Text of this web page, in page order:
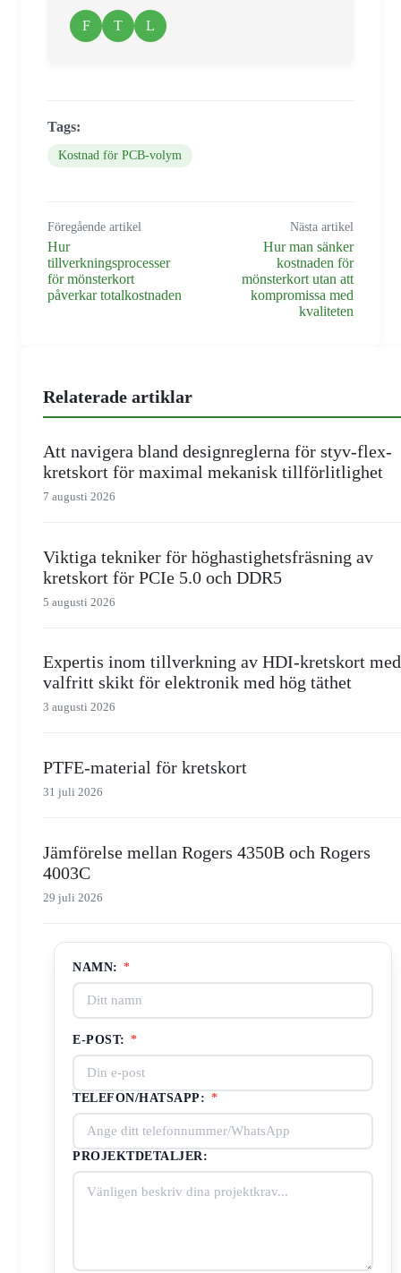
F T L
Tags:
Kostnad för PCB-volym
Föregående artikel
Hur
tillverkningsprocesser
för mönsterkort
påverkar totalkostnaden
Nästa artikel
Hur man sänker
kostnaden för
mönsterkort utan att
kompromissa med
kvaliteten
Relaterade artiklar
Att navigera bland designreglerna för styv-flex-
kretskort för maximal mekanisk tillförlitlighet
7 augusti 2026
Viktiga tekniker för höghastighetsfräsning av
kretskort för PCIe 5.0 och DDR5
5 augusti 2026
Expertis inom tillverkning av HDI-kretskort med
valfritt skikt för elektronik med hög täthet
3 augusti 2026
PTFE-material för kretskort
31 juli 2026
Jämförelse mellan Rogers 4350B och Rogers
4003C
29 juli 2026
NAMN: *
E-POST: *
TELEFON/HATSAPP: *
PROJEKTDETALJER: